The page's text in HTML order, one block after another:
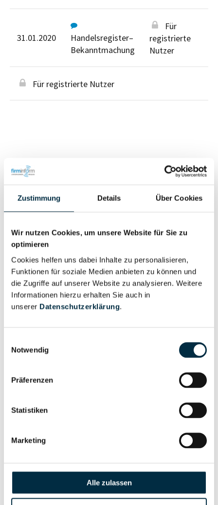
Zustimmung Details Über Cookies
Wir nutzen Cookies, um unsere Website für Sie zu
optimieren
Cookies helfen uns dabei Inhalte zu personalisieren,
Funktionen für soziale Medien anbieten zu können und
die Zugriffe auf unserer Website zu analysieren. Weitere
Informationen hierzu erhalten Sie auch in
unserer Datenschutzerklärung.
Notwendig
Präferenzen
Statistiken
Marketing
Alle zulassen
31.01.2020
Handelsregister–
Bekanntmachung
Für
registrierte
Nutzer
Für registrierte Nutzer
Personen im Unternehmen
Inhaber (1)
Für registrierte
Wirtschaftlich
Berechtigter
Unternehmensprofil
anfragen
Eigentums- und Kontrollstruktur
Vollständiges
Unternehmensprofil
Unternehmensnetzwerk
Vollständiges
Unternehmensprofil
Unternehmensprofil
anfragen